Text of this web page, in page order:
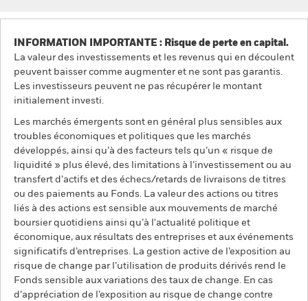
INFORMATION IMPORTANTE : Risque de perte en capital.
La valeur des investissements et les revenus qui en découlent
peuvent baisser comme augmenter et ne sont pas garantis.
Les investisseurs peuvent ne pas récupérer le montant
initialement investi.
Les marchés émergents sont en général plus sensibles aux
troubles économiques et politiques que les marchés
développés, ainsi qu’à des facteurs tels qu’un « risque de
liquidité » plus élevé, des limitations à l’investissement ou au
transfert d’actifs et des échecs/retards de livraisons de titres
ou des paiements au Fonds. La valeur des actions ou titres
liés à des actions est sensible aux mouvements de marché
boursier quotidiens ainsi qu’à l'actualité politique et
économique, aux résultats des entreprises et aux événements
significatifs d’entreprises. La gestion active de l’exposition au
risque de change par l’utilisation de produits dérivés rend le
Fonds sensible aux variations des taux de change. En cas
d’appréciation de l’exposition au risque de change contre